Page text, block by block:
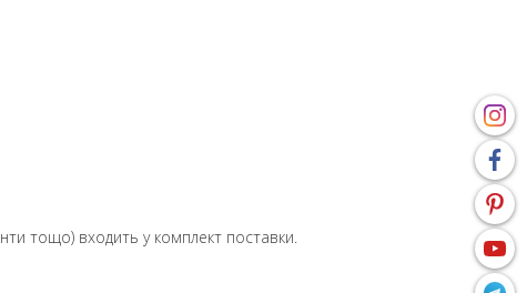
тощо) входить у комплект поставки.